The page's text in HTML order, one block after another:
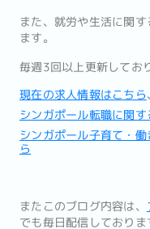
また、 就労や生活に関
ます。
毎週3回以上更新してお
現在の求人情報はこちら、
シンガポール転職に関
シンガポール子育て・
ら
またこのブログ内容は、
でも毎日配信しておりま